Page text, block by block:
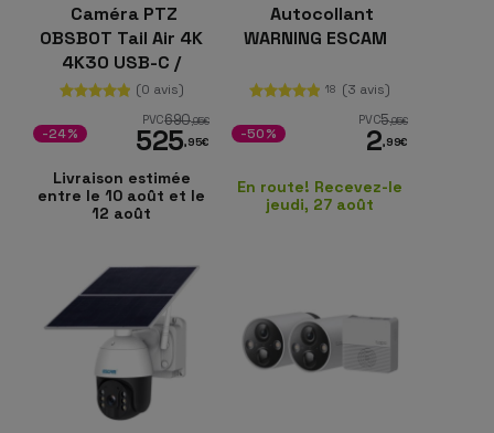
Caméra PTZ
OBSBOT Tail Air 4K
4K30 USB-C /
Micro-HDMI
(0 avis)
PVC690,95€
525,95€
-24%
Livraison estimée
entre le 10 août et le
12 août
Autocollant
WARNING ESCAM
18 (3 avis)
PVC5,95€
2,99€
-50%
En route! Recevez-le
jeudi, 27 août